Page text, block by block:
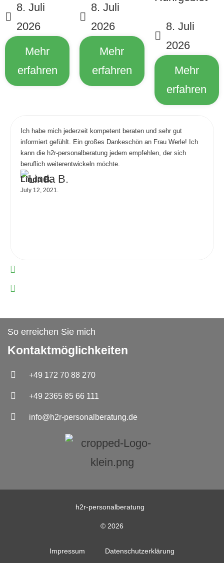
8. Juli
2026
Mehr
erfahren
8. Juli
2026
Mehr
erfahren
8. Juli
2026
Mehr
erfahren
Ich habe mich jederzeit kompetent beraten und sehr gut
informiert gefühlt. Ein großes Dankeschön an Frau Werle! Ich
kann die h2r-personalberatung jedem empfehlen, der sich
beruflich weiterentwickeln möchte.
Linda B.
July 12, 2021.
So erreichen Sie mich
Kontaktmöglichkeiten
+49 172 70 88 270
+49 2365 85 66 111
info@h2r-personalberatung.de
h2r-personalberatung
© 2026
Impressum Datenschutzerklärung